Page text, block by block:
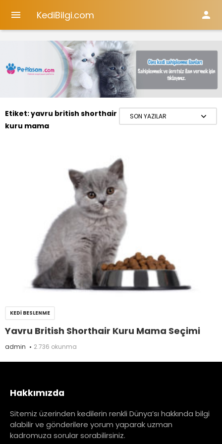
 KediBilgi.com 
Etiket:yavru british shorthair
kuru mama
KEDI BESLENME
Yavru British Shorthair Kuru Mama Seçimi
admin 2.736 okunma
Hakkımızda
Sitemiz üzerinden kedilerin renkli Dünya’sı hakkında bilgi
alabilir ve gönderilere yorum yaparak uzman
kadromuza sorular sorabilirsiniz.